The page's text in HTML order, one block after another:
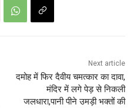
Next article
दमोह में फिर दैवीय चमत्कार का दावा,
मंदिर में लगे पेड़ से निकली
जलधारा,पानी पीने उमड़ी भक्तों की